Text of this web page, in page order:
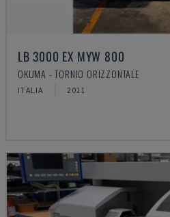
LB 3000 EX MYW 800
OKUMA - TORNIO ORIZZONTALE
ITALIA 2011